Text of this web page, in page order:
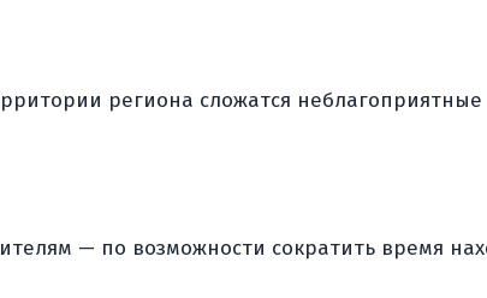
региона сложатся неблагоприятные
— по возможности сократить время